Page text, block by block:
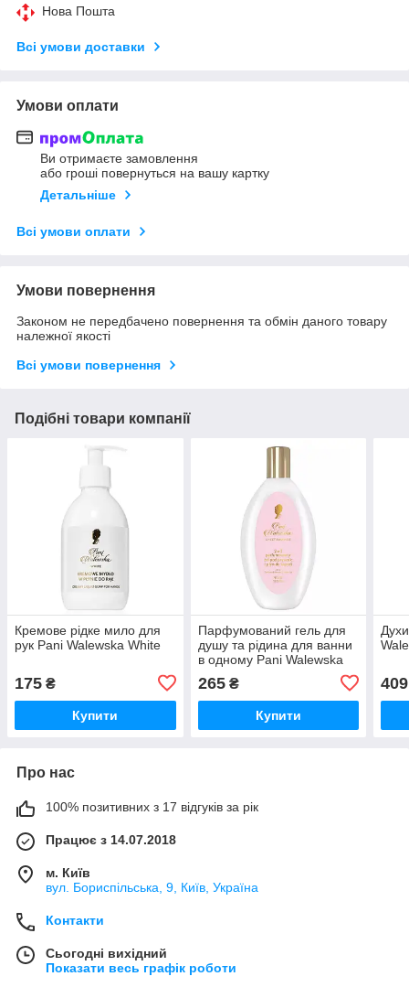
Нова Пошта
Всі умови доставки
Умови оплати
Ви отримаєте замовлення
або гроші повернуться на вашу картку
Детальніше
Всі умови оплати
Умови повернення
Законом не передбачено повернення та обмін даного товару
належної якості
Всі умови повернення
Подібні товари компанії
Кремове рідке мило для
рук Pani Walewska White
175 ₴
Купити
Парфумований гель для
душу та рідина для ванни
в одному Pani Walewska
265₴
Купити
409
Про нас
100% позитивних з 17 відгуків за рік
Працює з 14.07.2018
м. Київ
вул. Бориспільська, 9, Київ, Україна
Контакти
Сьогодні вихідний
Показати весь графік роботи